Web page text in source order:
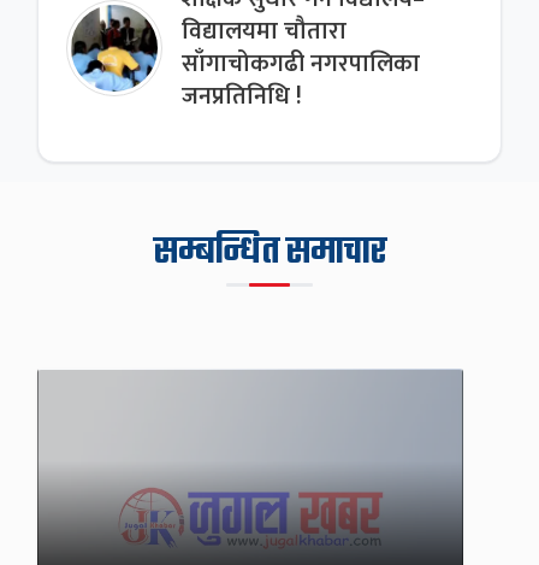
विद्यालयमा चौतारा
साँगाचोकगढी नगरपालिका
जनप्रतिनिधि !
सम्बन्धित समाचार